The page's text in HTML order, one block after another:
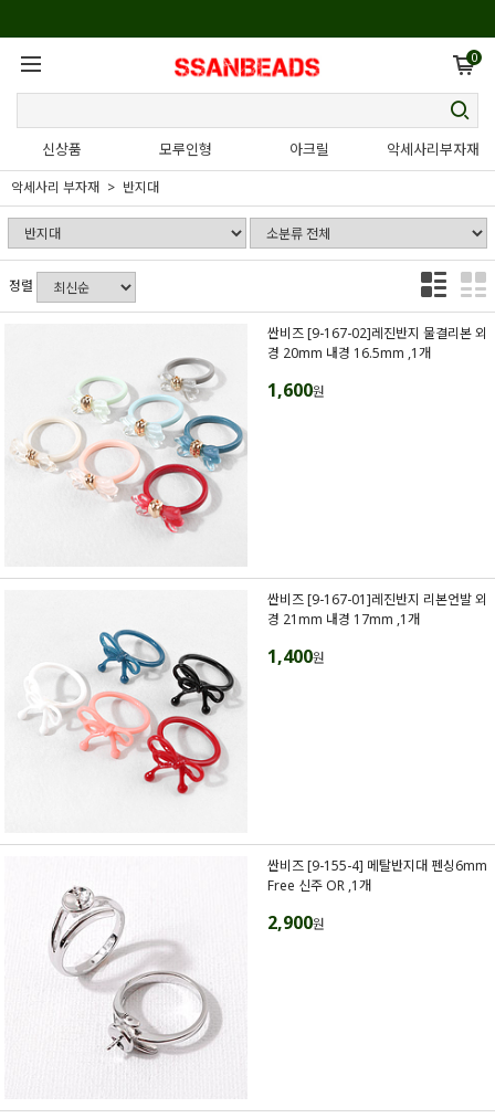
0
신상품 모루인형 아크릴 악세사리부자재
악세사리 부자재 반지대
정렬
싼비즈 [9-167-02]레진반지 물결리본 외
경 20mm 내경 16.5mm ,1개
1,600원
싼비즈 [9-167-01]레진반지 리본언발 외
경 21mm 내경 17mm ,1개
1,400원
싼비즈 [9-155-4] 메탈반지대 펜싱6mm
Free 신주 OR ,1개
2,900원